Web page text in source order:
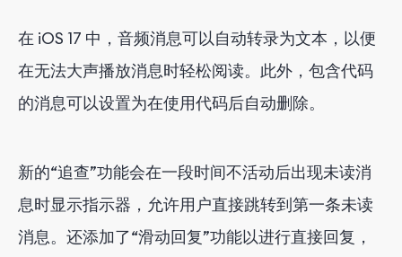
在 iOS 17 中，音频消息可以自动转录为文本，以便
在无法大声播放消息时轻松阅读。此外，包含代码
的消息可以设置为在使用代码后自动删除。
新的“追查”功能会在一段时间不活动后出现未读消
息时显示指示器，允许用户直接跳转到第一条未读
消息。还添加了“滑动回复”功能以进行直接回复，